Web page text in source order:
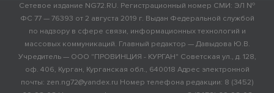
Сетевое издание NG72.RU. Регистрационный номер СМИ: ЭЛ №
ФС 77 — 76393 от 2 августа 2019 г. Выдан Федеральной службой
по надзору в сфере связи, информационных технологий и
массовых коммуникаций. Главный редактор — Давыдова Ю.В.
Учредитель — ООО "ПРОВИНЦИЯ - КУРГАН" Советская ул., д. 128,
оф. 406, Курган, Курганская обл., 640018 Адрес электронной
почты: zen.ng72@yandex.ru Номер телефона редакции: 8 (3452)